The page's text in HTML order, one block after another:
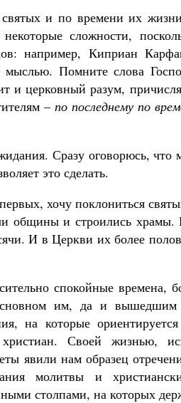
и по времени их
сложности,
например, Киприан
Помните слова
и церковный разум,
– по последнему по
Сразу оговорюсь, что
это сделать.
хочу поклониться
общины и строились храмы.
И в Церкви их более
спокойные времена,
им, да и вышедшим
на которые
Своей жизнью,
явили нам образец
молитвы и
столпами, на которых